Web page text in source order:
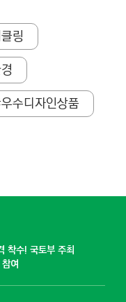
링
수디자인상품
착수! 국토부 주최
여